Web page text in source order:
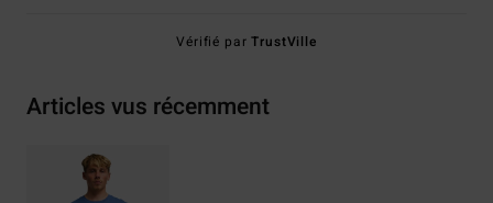
Vérifié parTrustVille
Articles vus récemment